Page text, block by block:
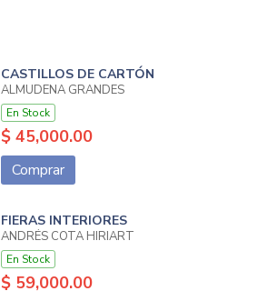
CASTILLOS DE CARTÓN
ALMUDENA GRANDES
En Stock
$ 45,000.00
Comprar
FIERAS INTERIORES
ANDRÉS COTA HIRIART
En Stock
$ 59,000.00